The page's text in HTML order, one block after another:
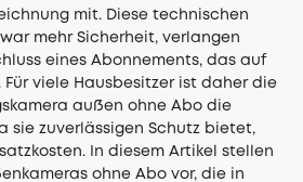
mit. Diese technischen
mehr Sicherheit, verlangen
eines Abonnements, das auf
Für viele Hausbesitzer ist daher die
außen ohne Abo die
sie zuverlässigen Schutz bietet,
In diesem Artikel stellen
ohne Abo vor, die in